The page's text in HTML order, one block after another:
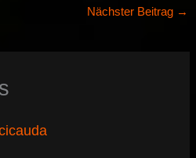
Nächster Beitrag →